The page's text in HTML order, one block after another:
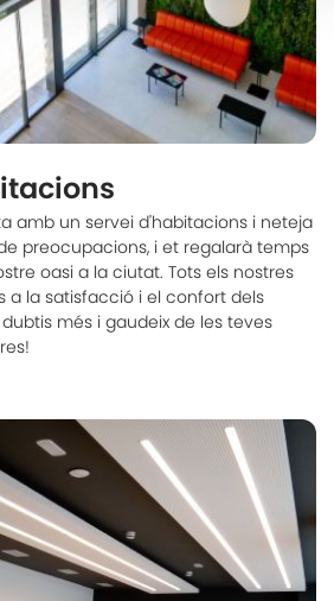
amb un servei d'habitacions i neteja
preocupacions, i et regalarà temps
oasi a la ciutat. Tots els nostres
a la satisfacció i el confort dels
més i gaudeix de les teves